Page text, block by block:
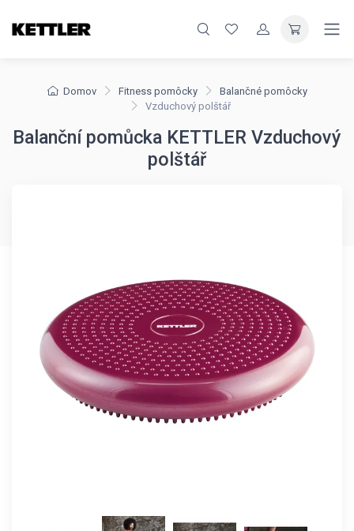
Domov Fitness pomôcky
Balančné pomôcky
Vzduchový polštář
Balanční pomůcka KETTLER Vzduchový
polštář